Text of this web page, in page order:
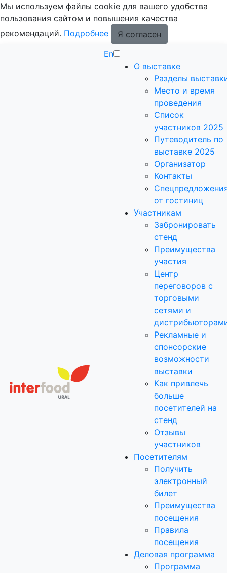
Мы используем файлы cookie для вашего удобства
пользования сайтом и повышения качества
рекомендаций. Подробнее
Я согласен
En
О выставке
Разделы
Место и время
проведения
Список
участников 2025
Путеводитель по
выставке 2025
Организатор
Контакты
от гостиниц
Участникам
Забронировать
стенд
Преимущества
участия
Центр
переговоров с
торговыми
сетями и
Рекламные и
спонсорские
возможности
выставки
Как привлечь
больше
посетителей на
стенд
Отзывы
участников
Посетителям
Получить
электронный
билет
Преимущества
посещения
Правила
посещения
Деловая программа
Программа